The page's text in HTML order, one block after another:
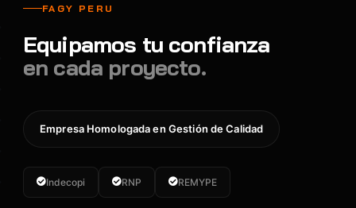
FAGY PERU
Equipamos tu confianza
en cada proyecto.
Empresa Homologada en Gestión de Calidad
Indecopi RNP REMYPE